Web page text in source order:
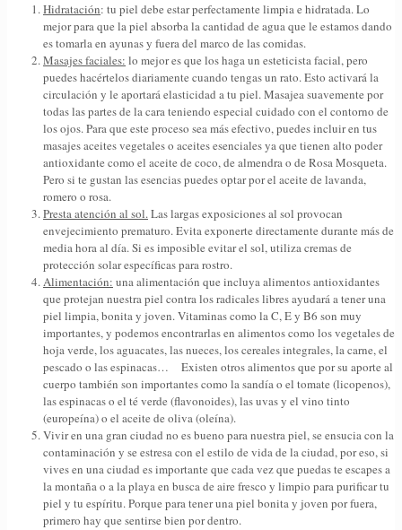
Hidratación: tu piel debe estar perfectamente limpia e hidratada. Lo
mejor para que la piel absorba la cantidad de agua que le estamos dando
es tomarla en ayunas y fuera del marco de las comidas.
Masajes faciales: lo mejor es que los haga un esteticista facial, pero
puedes hacértelos diariamente cuando tengas un rato. Esto activará la
circulación y le aportará elasticidad a tu piel. Masajea suavemente por
todas las partes de la cara teniendo especial cuidado con el contorno de
los ojos. Para que este proceso sea más efectivo, puedes incluir en tus
masajes aceites vegetales o aceites esenciales ya que tienen alto poder
antioxidante como el aceite de coco, de almendra o de Rosa Mosqueta.
Pero si te gustan las esencias puedes optar por el aceite de lavanda,
romero o rosa.
Presta atención al sol.Las largas exposiciones al sol provocan
envejecimiento prematuro. Evita exponerte directamente durante más de
media hora al día. Si es imposible evitar el sol, utiliza cremas de
protección solar específicas para rostro.
Alimentación: una alimentación que incluya alimentos antioxidantes
que protejan nuestra piel contra los radicales libres ayudará a tener una
piel limpia, bonita y joven. Vitaminas como la C, E y B6 son muy
importantes, y podemos encontrarlas en alimentos como los vegetales de
hoja verde, los aguacates, las nueces, los cereales integrales, la carne, el
pescado o las espinacas… Existen otros alimentos que por su aporte al
cuerpo también son importantes como la sandía o el tomate (licopenos),
las espinacas o el té verde (flavonoides), las uvas y el vino tinto
(europeína) o el aceite de oliva (oleína).
Vivir en una gran ciudad no es bueno para nuestra piel, se ensucia con la
contaminación y se estresa con el estilo de vida de la ciudad, por eso, si
vives en una ciudad es importante que cada vez que puedas te escapes a
la montaña o a la playa en busca de aire fresco y limpio para purificar tu
piel y tu espíritu. Porque para tener una piel bonita y joven por fuera,
primero hay que sentirse bien por dentro.